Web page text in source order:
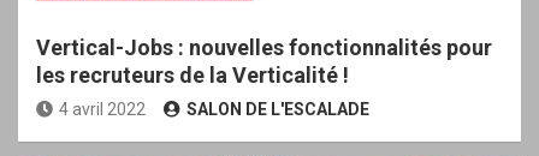
Vertical-Jobs : nouvelles fonctionnalités pour
les recruteurs de la Verticalité !
4 avril 2022 SALON DE L'ESCALADE